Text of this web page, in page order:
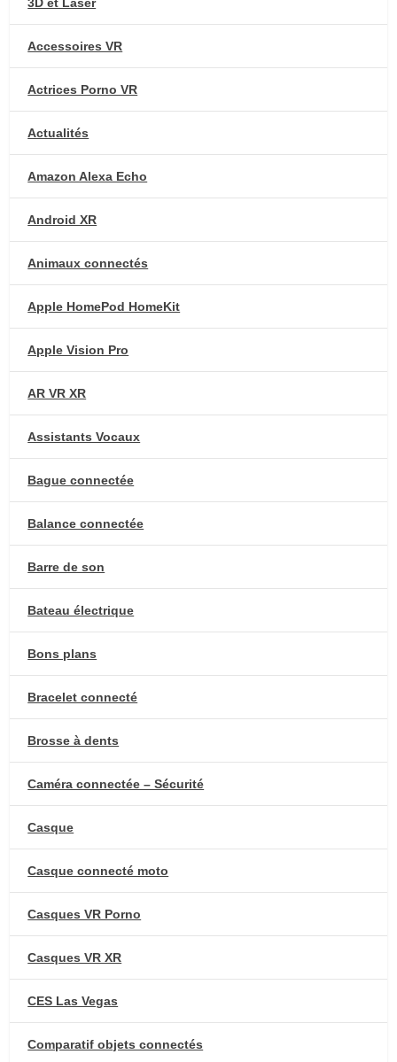
3D et Laser
Accessoires VR
Actrices Porno VR
Actualités
Amazon Alexa Echo
Android XR
Animaux connectés
Apple HomePod HomeKit
Apple Vision Pro
AR VR XR
Assistants Vocaux
Bague connectée
Balance connectée
Barre de son
Bateau électrique
Bons plans
Bracelet connecté
Brosse à dents
Caméra connectée – Sécurité
Casque
Casque connecté moto
Casques VR Porno
Casques VR XR
CES Las Vegas
Comparatif objets connectés